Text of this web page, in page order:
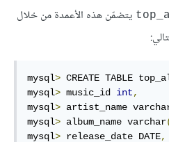
يتضمّن هذه الأعمدة من خلال
mysql> CREATE TABLE
mysql> music_id int,
mysql> artist_name
mysql> album_name varchar
mysql> release_date DATE,